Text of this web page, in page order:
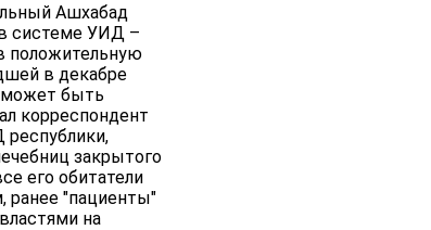
Ашхабад
системе УИД –
положительную
в декабре
может быть
корреспондент
закрытого
его обитатели
ранее "пациенты"
на